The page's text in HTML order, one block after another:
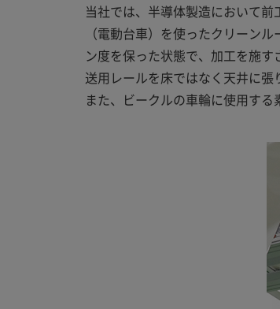
当社では、半導体製造において
（電動台車）を使ったクリーン
ン度を保った状態で、加工を施
送用レールを床ではなく天井に
また、ビークルの車輪に使用す